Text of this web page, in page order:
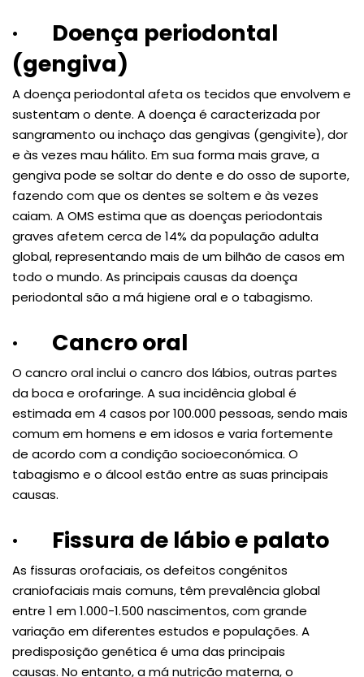
· Doença periodontal
(gengiva)
A doença periodontal afeta os tecidos que envolvem e
sustentam o dente. A doença é caracterizada por
sangramento ou inchaço das gengivas (gengivite), dor
e às vezes mau hálito. Em sua forma mais grave, a
gengiva pode se soltar do dente e do osso de suporte,
fazendo com que os dentes se soltem e às vezes
caiam. A OMS estima que as doenças periodontais
graves afetem cerca de 14% da população adulta
global, representando mais de um bilhão de casos em
todo o mundo. As principais causas da doença
periodontal são a má higiene oral e o tabagismo.
· Cancro oral
O cancro oral inclui o cancro dos lábios, outras partes
da boca e orofaringe. A sua incidência global é
estimada em 4 casos por 100.000 pessoas, sendo mais
comum em homens e em idosos e varia fortemente
de acordo com a condição socioeconómica. O
tabagismo e o álcool estão entre as suas principais
causas.
· Fissura de lábio e palato
As fissuras orofaciais, os defeitos congénitos
craniofaciais mais comuns, têm prevalência global
entre 1 em 1.000-1.500 nascimentos, com grande
variação em diferentes estudos e populações. A
predisposição genética é uma das principais
causas. No entanto, a má nutrição materna, o